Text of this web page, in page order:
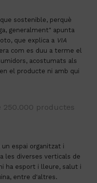
sostenible, perquè
generalment" apunta
que explica a VIA
com es duu a terme el
acostumats als
el producte ni amb qui
250.000 productes
espai organitzat i
les diverses verticals de
ha esport i lleure, salut i
entre d'altres.